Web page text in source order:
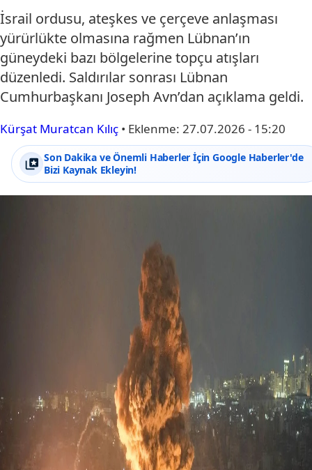
İsrail ordusu, ateşkes ve çerçeve anlaşması
yürürlükte olmasına rağmen Lübnan’ın
güneydeki bazı bölgelerine topçu atışları
düzenledi. Saldırılar sonrası Lübnan
Cumhurbaşkanı Joseph Avn’dan açıklama geldi.
Kürşat Muratcan Kılıç • Eklenme: 27.07.2026 - 15:20
Son Dakika ve Önemli Haberler İçin Google Haberler'de
Bizi Kaynak Ekleyin!